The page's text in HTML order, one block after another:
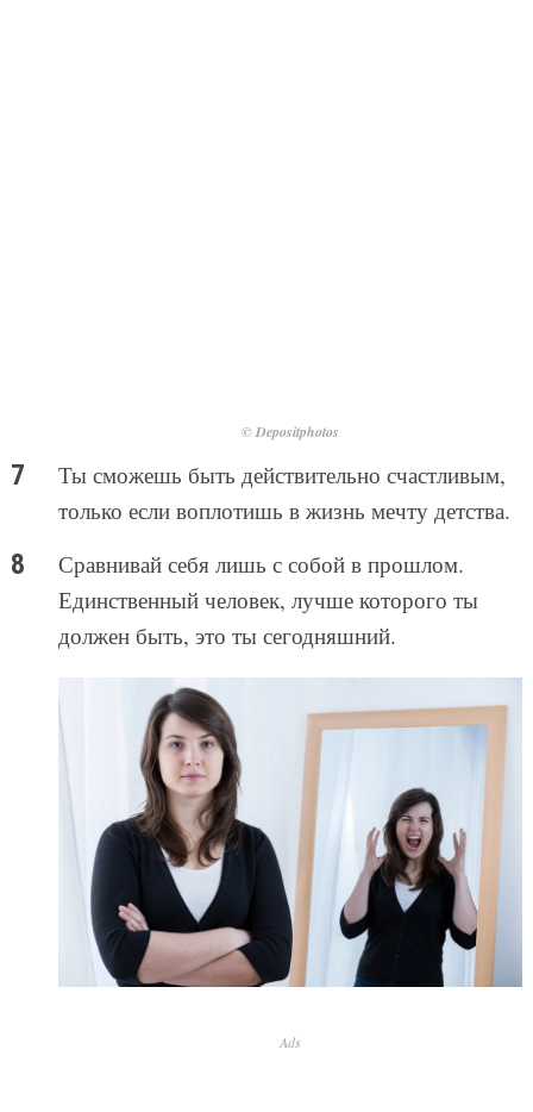
© Depositphotos
Ты сможешь быть действительно счастливым,
только если воплотишь в жизнь мечту детства.
Сравнивай себя лишь с собой в прошлом.
Единственный человек, лучше которого ты
должен быть, это ты сегодняшний.
Ads